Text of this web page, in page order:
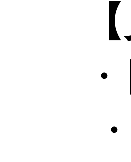
・日
・